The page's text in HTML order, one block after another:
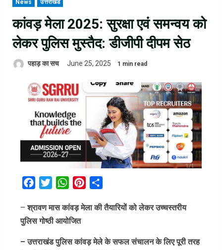
News उत्तराखंड
कांवड़ मेला 2025: सुरक्षा एवं समन्वय को
लेकर पुलिस मुस्तैद: डीजीपी दीपम सेठ
पहाड़ का सच June 25, 2025 1 min read
FacebookTwitterWhatsAppPinterest
–श्रावण मास कांवड़ मेला की तैयारियों को लेकर उच्चस्तरीय
पुलिस गोष्ठी आयोजित
– उत्तराखंड पुलिस कांवड़ मेले के सफल संचालन के लिए पूरी तरह